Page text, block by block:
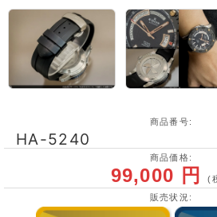
商品番号:
HA-5240
商品価格:
99,000 円(
販売状況: